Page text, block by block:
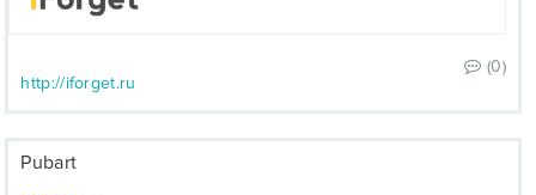
(0)
http://iforget.ru
Pubart